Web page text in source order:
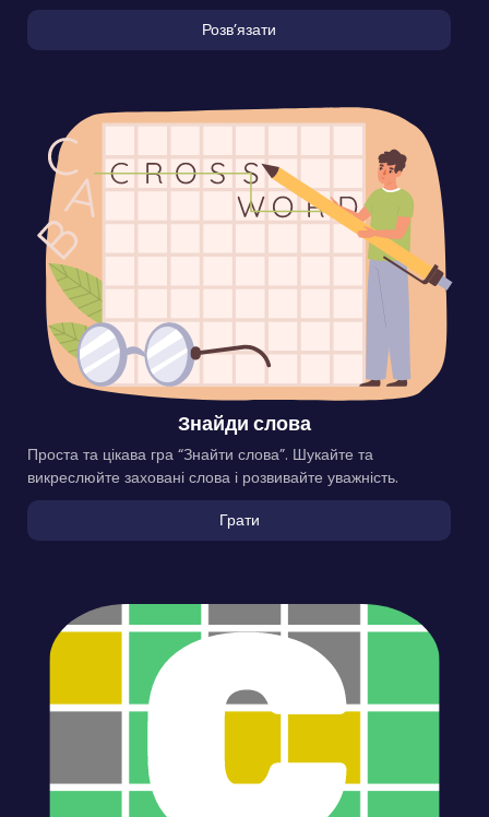
Розвʼязати
Знайди слова
Проста та цікава гра “Знайти слова”. Шукайте та
викреслюйте заховані слова і розвивайте уважність.
Грати